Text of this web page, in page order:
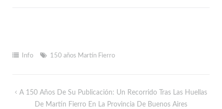
Info 150 años Martín Fierro
A 150 Años De Su Publicación: Un Recorrido Tras Las Huellas
De Martín Fierro En La Provincia De Buenos Aires